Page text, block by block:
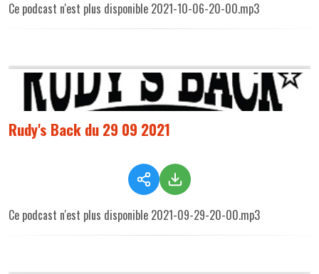
Ce podcast n'est plus disponible 2021-10-06-20-00.mp3
Rudy's Back du 29 09 2021
Ce podcast n'est plus disponible 2021-09-29-20-00.mp3